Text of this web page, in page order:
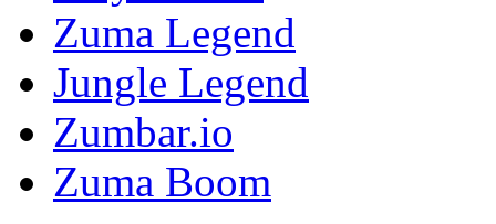
Zuma Legend
Jungle Legend
Zumbar.io
Zuma Boom